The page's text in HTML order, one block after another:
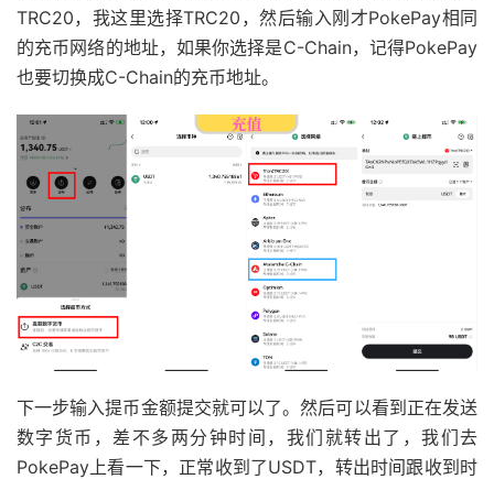
TRC20，我这里选择TRC20，然后输入刚才PokePay相同
的充币网络的地址，如果你选择是C-Chain，记得PokePay
也要切换成C-Chain的充币地址。
下一步输入提币金额提交就可以了。然后可以看到正在发送
数字货币，差不多两分钟时间，我们就转出了，我们去
PokePay上看一下，正常收到了USDT，转出时间跟收到时